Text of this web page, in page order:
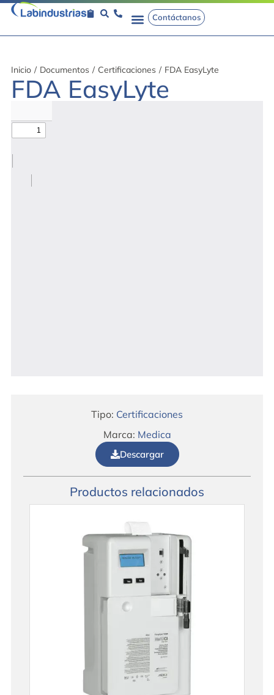
Contáctanos
Inicio / Documentos / Certificaciones / FDA EasyLyte
FDA EasyLyte
Tipo: Certificaciones
Marca: Medica
Descargar
Productos relacionados